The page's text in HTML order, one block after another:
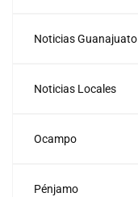
Noticias Guanajuato
Noticias Locales
Ocampo
Pénjamo